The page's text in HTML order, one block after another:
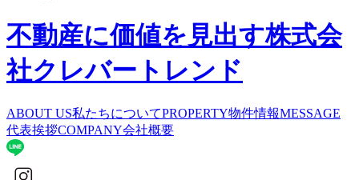
不動産に価値を見出す株式会
社クレバートレンド
ABOUT US私たちについてPROPERTY物件情報MESSAGE
代表挨拶COMPANY会社概要